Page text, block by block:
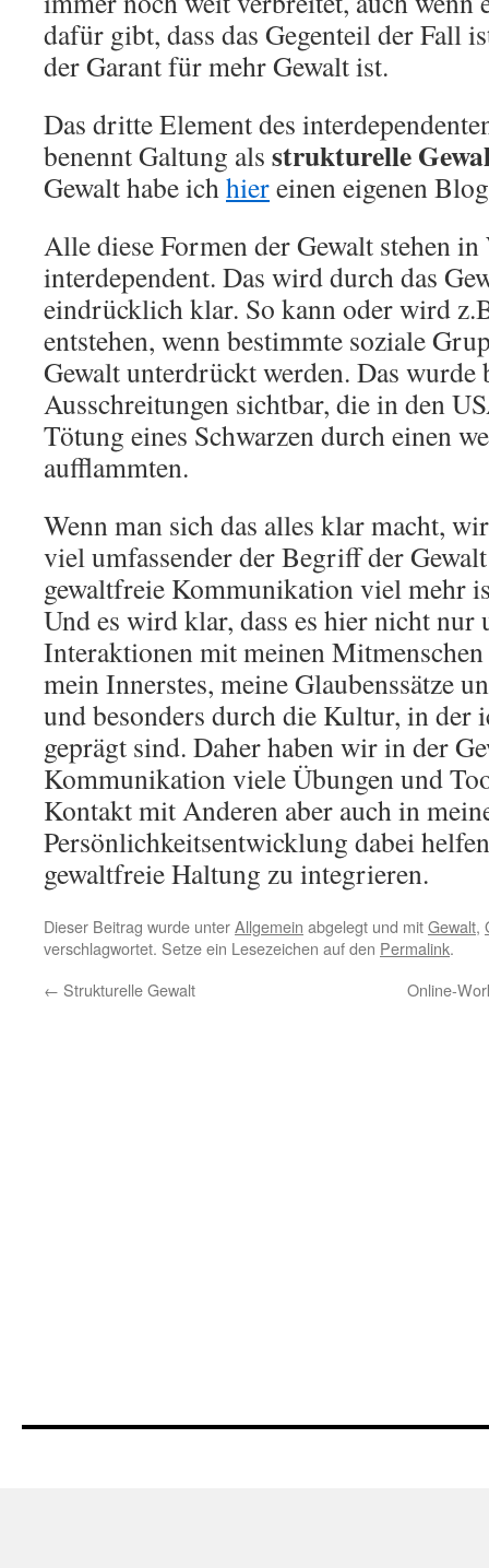
dafür gibt, dass das Gegenteil der Fall
der Garant für mehr Gewalt ist.
Das dritte Element des
benennt Galtung als strukturelle
Gewalt habe ichhiereinen eigenen
Alle diese Formen der Gewalt stehen
interdependent. Das wird durch das
eindrücklich klar. So kann oder wird
entstehen, wenn bestimmte soziale
Gewalt unterdrückt werden. Das wurde
Ausschreitungen sichtbar, die in den
Tötung eines Schwarzen durch einen
aufflammten.
Wenn man sich das alles klar macht,
viel umfassender der Begriff der
gewaltfreie Kommunikation viel mehr
Und es wird klar, dass es hier nicht nur
Interaktionen mit meinen
mein Innerstes, meine Glaubenssätze
und besonders durch die Kultur, in der
geprägt sind. Daher haben wir in der
Kommunikation viele Übungen und
Kontakt mit Anderen aber auch in
Persönlichkeitsentwicklung dabei
gewaltfreie Haltung zu integrieren.
Dieser Beitrag wurde unterAllgemein abgelegt und mitGewalt,
verschlagwortet. Setze ein Lesezeichen auf den Permalink.
← Strukturelle Gewalt Online-